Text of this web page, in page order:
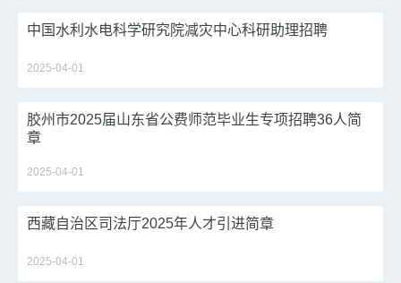
中国水利水电科学研究院减灾中心科研助理招聘
2025-04-01
胶州市2025届山东省公费师范毕业生专项招聘36人简
章
2025-04-01
西藏自治区司法厅2025年人才引进简章
2025-04-01